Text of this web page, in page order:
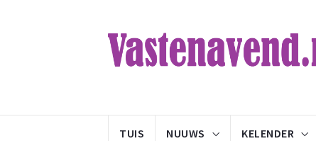
TUIS NUUWS KELENDER